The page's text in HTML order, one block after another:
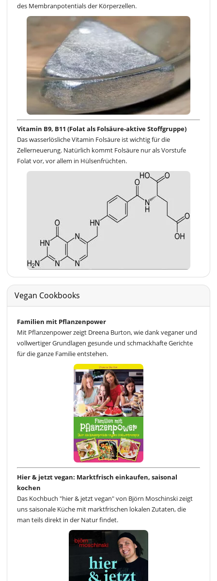
des Membranpotentials der Körperzellen.
Vitamin B9, B11 (Folat als Folsäure-aktive Stoffgruppe)
Das wasserlösliche Vitamin Folsäure ist wichtig für die
Zellerneuerung. Natürlich kommt Folsäure nur als Vorstufe
Folat vor, vor allem in Hülsenfrüchten.
Vegan Cookbooks
Familien mit Pflanzenpower
Mit Pflanzenpower zeigt Dreena Burton, wie dank veganer und
vollwertiger Grundlagen gesunde und schmackhafte Gerichte
für die ganze Familie entstehen.
Hier & jetzt vegan: Marktfrisch einkaufen, saisonal
kochen
Das Kochbuch "hier & jetzt vegan" von Björn Moschinski zeigt
uns saisonale Küche mit marktfrischen lokalen Zutaten, die
man teils direkt in der Natur findet.